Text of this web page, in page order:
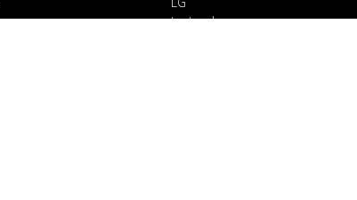
testsynk